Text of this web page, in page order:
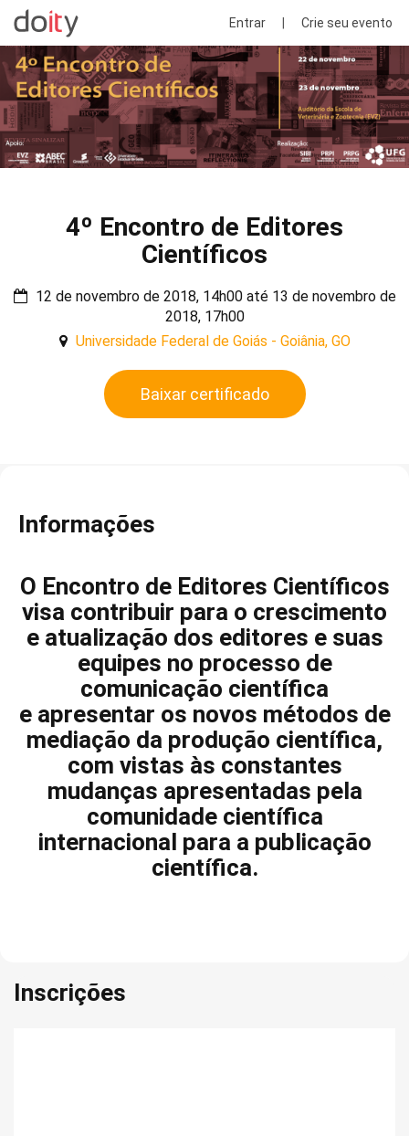
Entrar Crie seu evento
4º Encontro de Editores
Científicos
12 de novembro de 2018, 14h00 até 13 de novembro de
2018, 17h00
Universidade Federal de Goiás - Goiânia, GO
Baixar certificado
Informações
O Encontro de Editores Científicos
visa contribuir para o crescimento
e atualização dos editores e suas
equipes no processo de
comunicação científica
e apresentar os novos métodos de
mediação da produção científica,
com vistas às constantes
mudanças apresentadas pela
comunidade científica
internacional para a publicação
científica.
Inscrições